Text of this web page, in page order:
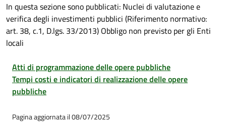
In questa sezione sono pubblicati: Nuclei di valutazione e
verifica degli investimenti pubblici (Riferimento normativo:
art. 38, c.1, D.lgs. 33/2013) Obbligo non previsto per gli Enti
locali
Atti di programmazione delle opere pubbliche
Tempi costi e indicatori di realizzazione delle opere
pubbliche
Pagina aggiornata il 08/07/2025